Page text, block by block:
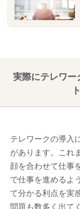
実際にテレワー
テレワークの導入
があります。これ
顔を合わせて仕事
で仕事を進めるよ
て分かる利点を実
問題も数多く出て